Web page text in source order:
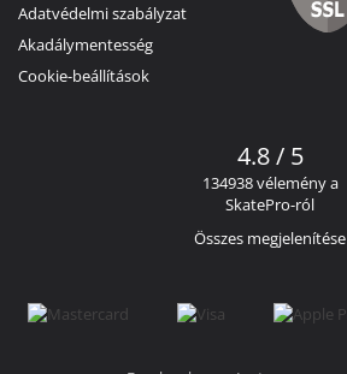
Adatvédelmi szabályzat
Akadálymentesség
Cookie-beállítások
4.8 / 5
134938 vélemény a
SkatePro-ról
Összes megjelenítése